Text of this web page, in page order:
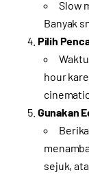
Slow
Banyak
Pilih
hour
Gunakan
sejuk,